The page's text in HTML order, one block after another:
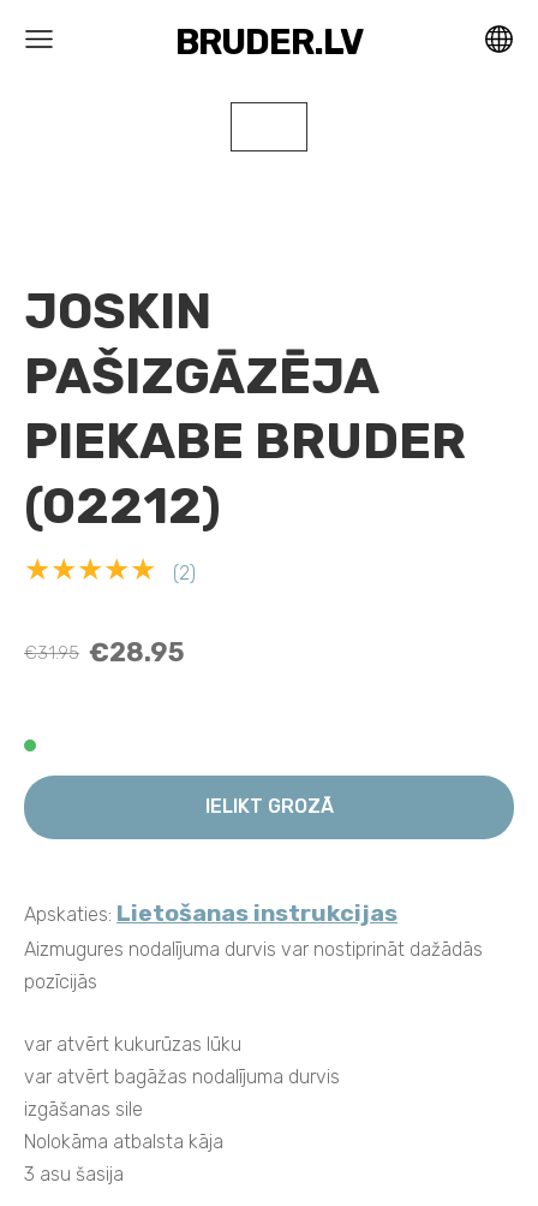
BRUDER.LV
JOSKIN
PAŠIZGĀZĒJA
PIEKABE BRUDER
(02212)
★★★★★ (2)
€31.95 €28.95
IELIKT GROZĀ
Apskaties: Lietošanas instrukcijas
Aizmugures nodalījuma durvis var nostiprināt dažādās
pozīcijās
var atvērt kukurūzas lūku
var atvērt bagāžas nodalījuma durvis
izgāšanas sile
Nolokāma atbalsta kāja
3 asu šasija